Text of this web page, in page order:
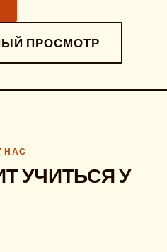
ПРОСМОТР
НАС
УЧИТЬСЯ У